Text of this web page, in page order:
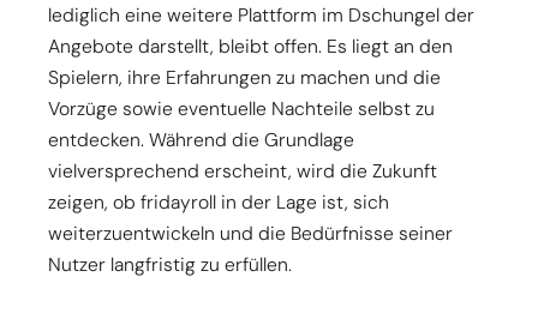
lediglich eine weitere Plattform im Dschungel der
Angebote darstellt, bleibt offen. Es liegt an den
Spielern, ihre Erfahrungen zu machen und die
Vorzüge sowie eventuelle Nachteile selbst zu
entdecken. Während die Grundlage
vielversprechend erscheint, wird die Zukunft
zeigen, ob fridayroll in der Lage ist, sich
weiterzuentwickeln und die Bedürfnisse seiner
Nutzer langfristig zu erfüllen.